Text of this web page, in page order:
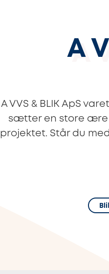
A
A VVS & BLIK ApS
sætter en store ære
projektet. Står du